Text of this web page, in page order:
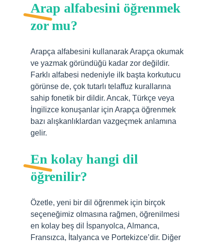
Arap alfabesini öğrenmek
zor mu?
Arapça alfabesini kullanarak Arapça okumak
ve yazmak göründüğü kadar zor değildir.
Farklı alfabesi nedeniyle ilk başta korkutucu
görünse de, çok tutarlı telaffuz kurallarına
sahip fonetik bir dildir. Ancak, Türkçe veya
İngilizce konuşanlar için Arapça öğrenmek
bazı alışkanlıklardan vazgeçmek anlamına
gelir.
En kolay hangi dil
öğrenilir?
Özetle, yeni bir dil öğrenmek için birçok
seçeneğimiz olmasına rağmen, öğrenilmesi
en kolay beş dil İspanyolca, Almanca,
Fransızca, İtalyanca ve Portekizce’dir. Diğer